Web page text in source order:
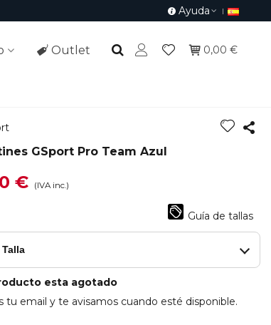
Ayuda
Outlet 0,00 €
GSport Pro Team Azul
€ (IVA inc.)
Guía de tallas
esta agotado
tu email y te avisamos cuando esté disponible.